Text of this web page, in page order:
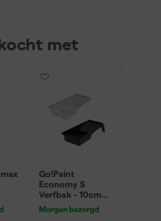
met
Go!Paint
Economy S
Verfbak - 10cm
Roller - 15 x 32 cm
+ 5 inzetbakken
Morgen bezorgd